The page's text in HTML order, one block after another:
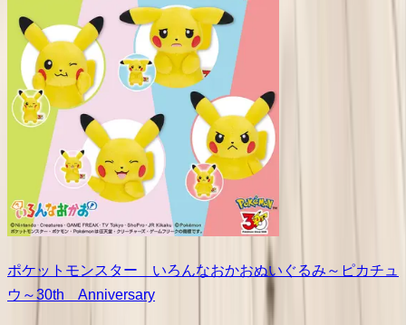
ポケットモンスター いろんなおかおぬいぐるみ～ピカチュ
ウ～30th Anniversary